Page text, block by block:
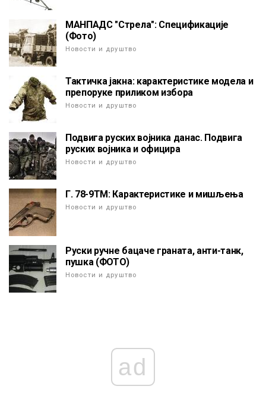
МАНПАДС "Стрела": Спецификације
(Фото)
Новости и друштво
Тактичка јакна: карактеристике модела и
препоруке приликом избора
Новости и друштво
Подвига руских војника данас. Подвига
руских војника и официра
Новости и друштво
Г. 78-9ТМ: Карактеристике и мишљења
Новости и друштво
Руски ручне бацаче граната, анти-танк,
пушка (ФОТО)
Новости и друштво
ad